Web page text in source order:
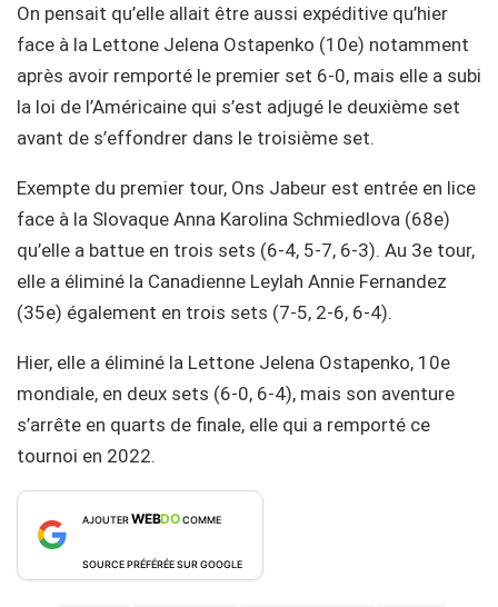
On pensait qu’elle allait être aussi expéditive qu’hier
face à la Lettone Jelena Ostapenko (10e) notamment
après avoir remporté le premier set 6-0, mais elle a subi
la loi de l’Américaine qui s’est adjugé le deuxième set
avant de s’effondrer dans le troisième set.
Exempte du premier tour, Ons Jabeur est entrée en lice
face à la Slovaque Anna Karolina Schmiedlova (68e)
qu’elle a battue en trois sets (6-4, 5-7, 6-3). Au 3e tour,
elle a éliminé la Canadienne Leylah Annie Fernandez
(35e) également en trois sets (7-5, 2-6, 6-4).
Hier, elle a éliminé la Lettone Jelena Ostapenko, 10e
mondiale, en deux sets (6-0, 6-4), mais son aventure
s’arrête en quarts de finale, elle qui a remporté ce
tournoi en 2022.
AJOUTERWEBDOCOMME
SOURCE PRÉFÉRÉE SUR GOOGLE